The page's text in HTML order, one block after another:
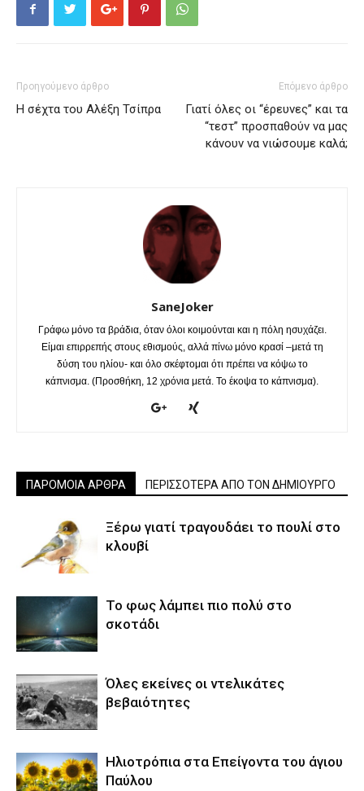
Προηγούμενο άρθρο
Η σέχτα του Αλέξη Τσίπρα
Επόμενο άρθρο
Γιατί όλες οι “έρευνες” και τα
“τεστ” προσπαθούν να μας
κάνουν να νιώσουμε καλά;
SaneJoker
Γράφω μόνο τα βράδια, όταν όλοι κοιμούνται και η πόλη ησυχάζει.
Είμαι επιρρεπής στους εθισμούς, αλλά πίνω μόνο κρασί –μετά τη
δύση του ηλίου- και όλο σκέφτομαι ότι πρέπει να κόψω το
κάπνισμα. (Προσθήκη, 12 χρόνια μετά. Το έκοψα το κάπνισμα).
ΠΑΡΟΜΟΙΑ ΑΡΘΡΑ ΠΕΡΙΣΣΟΤΕΡΑ ΑΠΟ ΤΟΝ ΔΗΜΙΟΥΡΓΟ
Ξέρω γιατί τραγουδάει το πουλί στο
κλουβί
Το φως λάμπει πιο πολύ στο
σκοτάδι
Όλες εκείνες οι ντελικάτες
βεβαιότητες
Ηλιοτρόπια στα Επείγοντα του άγιου
Παύλου